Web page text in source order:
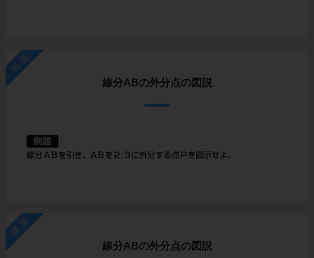
例題
線分ABの外分点の図説
練習
線分ABの外分点の図説